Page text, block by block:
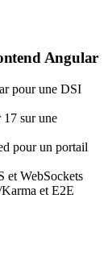
Angular
pour une DSI
sur une
pour un portail
et WebSockets
et E2E